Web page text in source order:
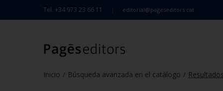
Tel. +34 973 23 66 11 editorial@pageseditors.cat
Inicio / Búsqueda avanzada en el catálogo /